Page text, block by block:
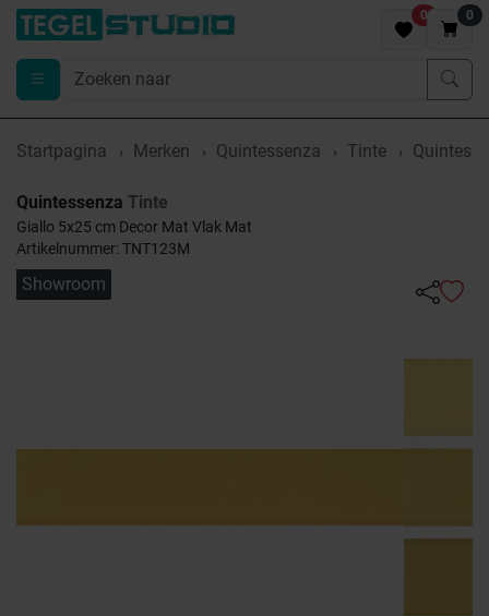
0 0
Startpagina Merken Quintessenza Tinte
Quintessenza Tinte
Giallo 5x25 cm Decor Mat Vlak Mat
Artikelnummer: TNT123M
Showroom